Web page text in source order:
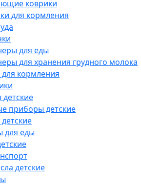
коврики
для кормления
для еды
для хранения грудного молока
кормления
детские
приборы детские
для еды
детские